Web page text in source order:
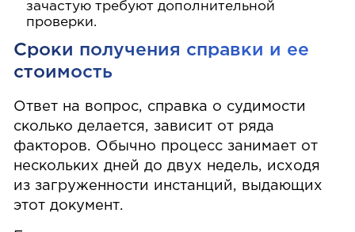
зачастую требуют дополнительной
проверки.
Сроки получения справки и ее
стоимость
Ответ на вопрос, справка о судимости
сколько делается, зависит от ряда
факторов. Обычно процесс занимает от
нескольких дней до двух недель, исходя
из загруженности инстанций, выдающих
этот документ.